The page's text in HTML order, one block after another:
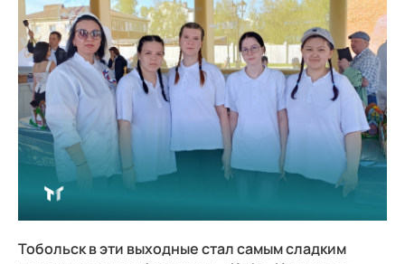
Тобольск в эти выходные стал самым сладким